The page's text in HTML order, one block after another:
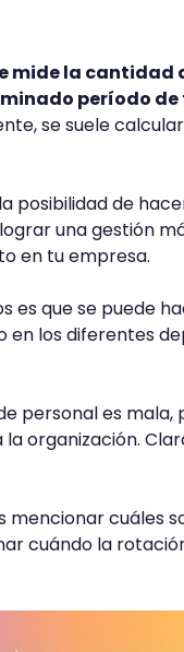
mide la cantidad
período
se suele
posibilidad de
una gestión
en tu empresa.
es que se puede
en los diferentes
personal es mala,
organización.
cuáles
cuándo la